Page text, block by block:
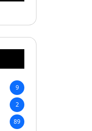
9
2
89